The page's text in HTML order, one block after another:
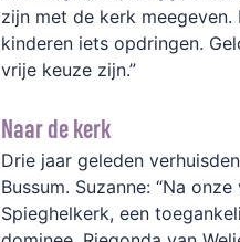
zijn met de kerk
kinderen iets opdringen.
vrije keuze zijn.”
Naar de kerk
Drie jaar geleden
Bussum. Suzanne: “Na
Spieghelkerk, een